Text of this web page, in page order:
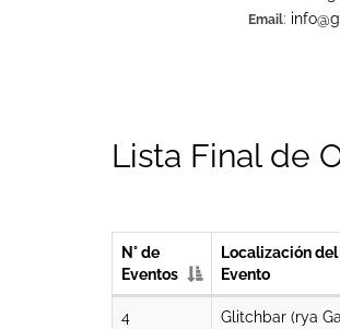
Email:
Lista Final de
N° de
Eventos
Localización del
Evento
4
Glitchbar (rya